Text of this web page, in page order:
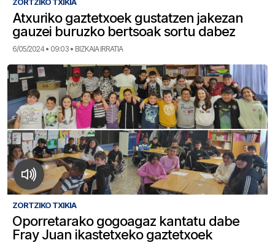
Atxuriko gaztetxoek gustatzen jakezan
gauzei buruzko bertsoak sortu dabez
6/05/2024 • 09:03 • BIZKAIA IRRATIA
ZORTZIKO TXIKIA
Oporretarako gogoagaz kantatu dabe
Fray Juan ikastetxeko gaztetxoek